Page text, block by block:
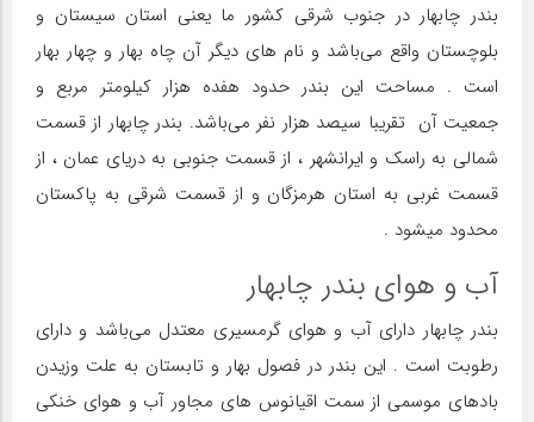
بندر چابهار در جنوب شرقی کشور ما یعنی استان سیستان و
بلوچستان واقع می‌باشد و نام های دیگر آن چاه بهار و چهار بهار
است . مساحت این بندر حدود هفده هزار کیلومتر مربع و
جمعیت آن تقریبا سیصد هزار نفر می‌باشد. بندر چابهار از قسمت
شمالی به راسک و ایرانشهر ، از قسمت جنوبی به دریای عمان ، از
قسمت غربی به استان هرمزگان و از قسمت شرقی به پاکستان
محدود میشود .
آب و هوای بندر چابهار
بندر چابهار دارای آب و هوای گرمسیری معتدل می‌باشد و دارای
رطوبت است . این بندر در فصول بهار و تابستان به علت وزیدن
بادهای موسمی از سمت اقیانوس های مجاور آب و هوای خنکی